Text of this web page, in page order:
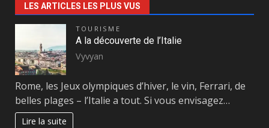
LES ARTICLES LES PLUS VUS
TOURISME
A la découverte de l’Italie
Vyvyan
Rome, les Jeux olympiques d’hiver, le vin, Ferrari, de
belles plages – l’Italie a tout. Si vous envisagez…
Lire la suite